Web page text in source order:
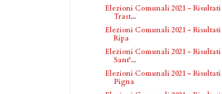
Elezioni Comunali 2021 -
Trast...
Elezioni Comunali 2021 -
Ripa
Elezioni Comunali 2021 -
Sant'...
Elezioni Comunali 2021 -
Pigna